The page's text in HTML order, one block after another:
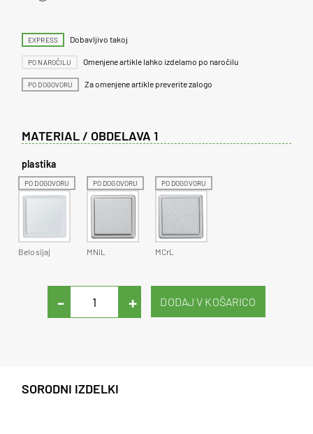
EXPRESS Dobavljivo takoj
PO NAROČILU Omenjene artikle lahko izdelamo po naročilu
PO DOGOVORU Za omenjene artikle preverite zalogo
MATERIAL / OBDELAVA 1
plastika
PO DOGOVORU
Belo sijaj
PO DOGOVORU
MNiL
PO DOGOVORU
MCrL
- +
SORODNI IZDELKI